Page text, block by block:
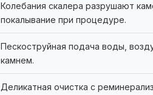
Колебания скалера разрушают
покалывание при процедуре.
Пескоструйная подача воды,
камнем.
Деликатная очистка с